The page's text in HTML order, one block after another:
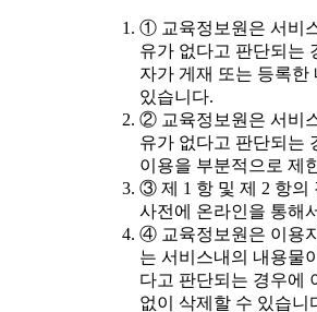
① 교육정보원은 서비
유가 없다고 판단되는
자가 게재 또는 등록한
있습니다.
② 교육정보원은 서비
유가 없다고 판단되는
이용을 부분적으로 제
③ 제 1 항 및 제 2 항의
사전에 온라인을 통해
④ 교육정보원은 이용
는 서비스내의 내용물
다고 판단되는 경우에
없이 삭제할 수 있습니